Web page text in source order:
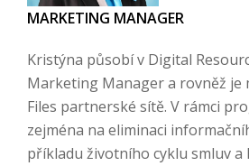
MARKETING MANAGER
Kristýna působí v Digital
Marketing Manager a rovněž je
Files partnerské sítě. V rámci
zejména na eliminaci
příkladu životního cyklu smluv a